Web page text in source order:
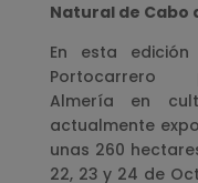
Natural de Cabo
En esta
Portocarrero
Almería en
actualmente
unas 260
22, 23 y 24 de